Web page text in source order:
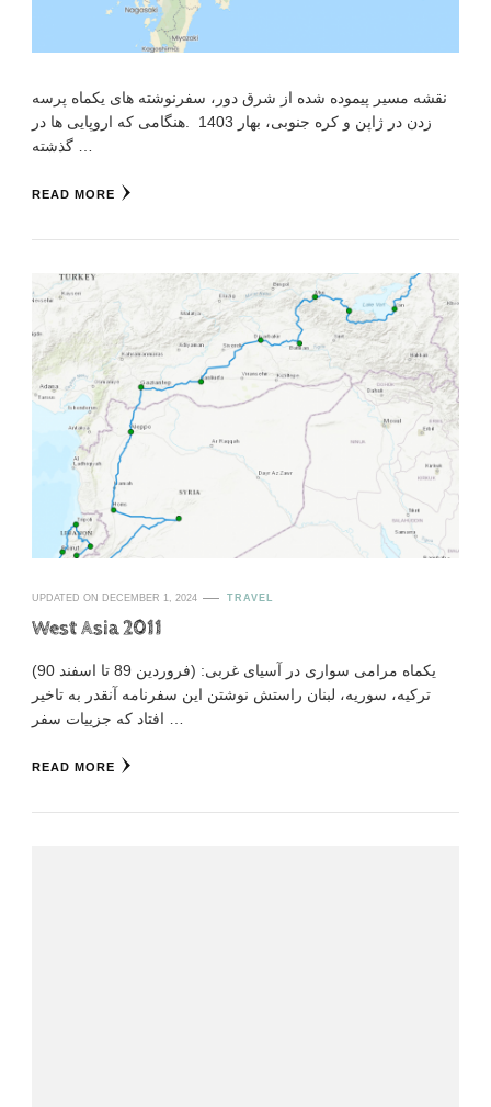
نقشه مسیر پیموده شده از شرق دور، سفرنوشته های یکماه پرسه
زدن در ژاپن و کره جنوبی، بهار 1403 .هنگامی که اروپایی ها در
READ MORE
UPDATED ON DECEMBER 1, 2024 TRAVEL
West Asia 2011
(فروردین 89 تا اسفند 90) یکماه مرامی سواری در آسیای غربی:
ترکیه، سوریه، لبنان راستش نوشتن این سفرنامه آنقدر به تاخیر
READ MORE